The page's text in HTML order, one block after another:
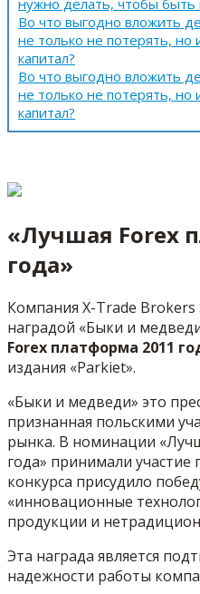
нужно делать, чтобы быть
Во что выгодно вложить
не только не потерять, но
капитал?
Во что выгодно вложить
не только не потерять, но
капитал?
«Лучшая Forex
года»
Компания X-Trade Brokers
наградой «Быки и
Forex платформа 2011
издания «Parkiet».
«Быки и медведи» это
признанная польскими
рынка. В номинации
года» принимали
конкурса присудило
«инновационные
продукции и
Эта награда является
надежности работы